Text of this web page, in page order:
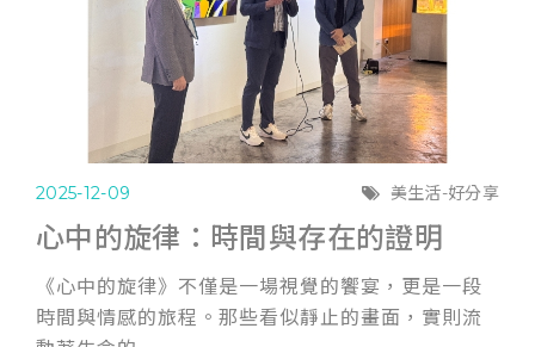
2025-12-09 美生活-好分享
心中的旋律：時間與存在的證明
《心中的旋律》不僅是一場視覺的饗宴，更是一段
時間與情感的旅程。那些看似靜止的畫面，實則流